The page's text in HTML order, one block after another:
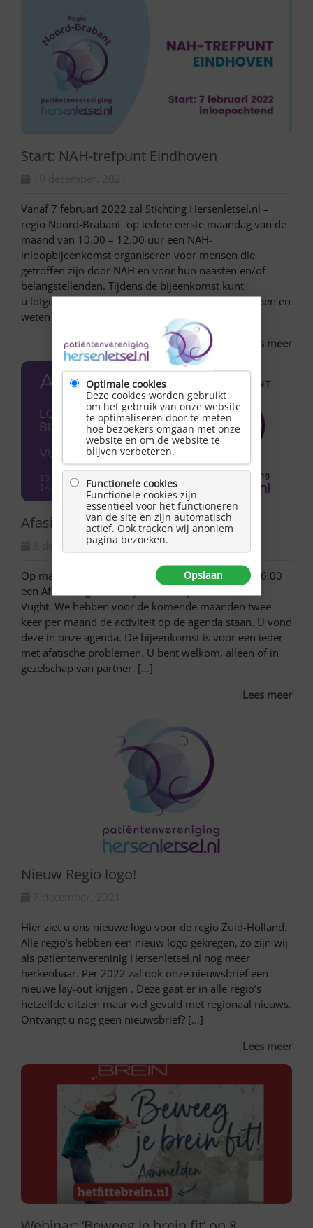
Start: NAH-trefpunt Eindhoven
Vanaf 7 februari 2022 zal Stichting Hersenletsel.nl –
regio Noord-Brabant op iedere eerste maandag van de
maand van 10.00 – 12.00 uur een NAH-
inloopbijeenkomst organiseren voor mensen die
getroffen zijn door NAH en voor hun naasten en/of
belangstellenden. Tijdens de bijeenkomst kunt
u lotgenoten ontmoeten die ook hersenletsel hebben en
weten waar u het over heeft. Om […]
Lees meer
Afasie lotgenotenbijeenkomst Vught
8 december, 2021
Op maandag 13 december a.s. zal van 14.00 tot 16.00
een Afasie lotgenotenbijeenkomst plaatsvinden in
Vught. We hebben voor de komende maanden twee
keer per maand de activiteit op de agenda staan. U vond
deze in onze agenda. De bijeenkomst is voor een ieder
met afatische problemen. U bent welkom, alleen of in
gezelschap van partner, […]
Lees meer
Nieuw Regio logo!
Hier ziet u ons nieuwe logo voor de regio Zuid-Holland.
Alle regio’s hebben een nieuw logo gekregen, zo zijn wij
als patiëntenvereninig Hersenletsel.nl nog meer
herkenbaar. Per 2022 zal ook onze nieuwsbrief een
nieuwe lay-out krijgen . Deze gaat er in alle regio’s
hetzelfde uitzien maar wel gevuld met regionaal nieuws.
Ontvangt u nog geen nieuwsbrief? […]
Lees meer
Optimale cookies
Deze cookies worden gebruikt
om het gebruik van onze website
te optimaliseren door te meten
hoe bezoekers omgaan met onze
website en om de website te
blijven verbeteren.
Functionele cookies
Functionele cookies zijn
essentieel voor het functioneren
van de site en zijn automatisch
actief. Ook tracken wij anoniem
pagina bezoeken.
Opslaan